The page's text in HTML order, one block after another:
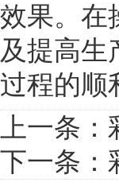
效果。在
及提高生
过程的顺
上一条：
下一条：